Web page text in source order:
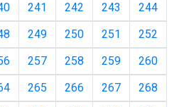
241 242 243
244
249 250 251
252
257 258 259
260
265 266 267
268